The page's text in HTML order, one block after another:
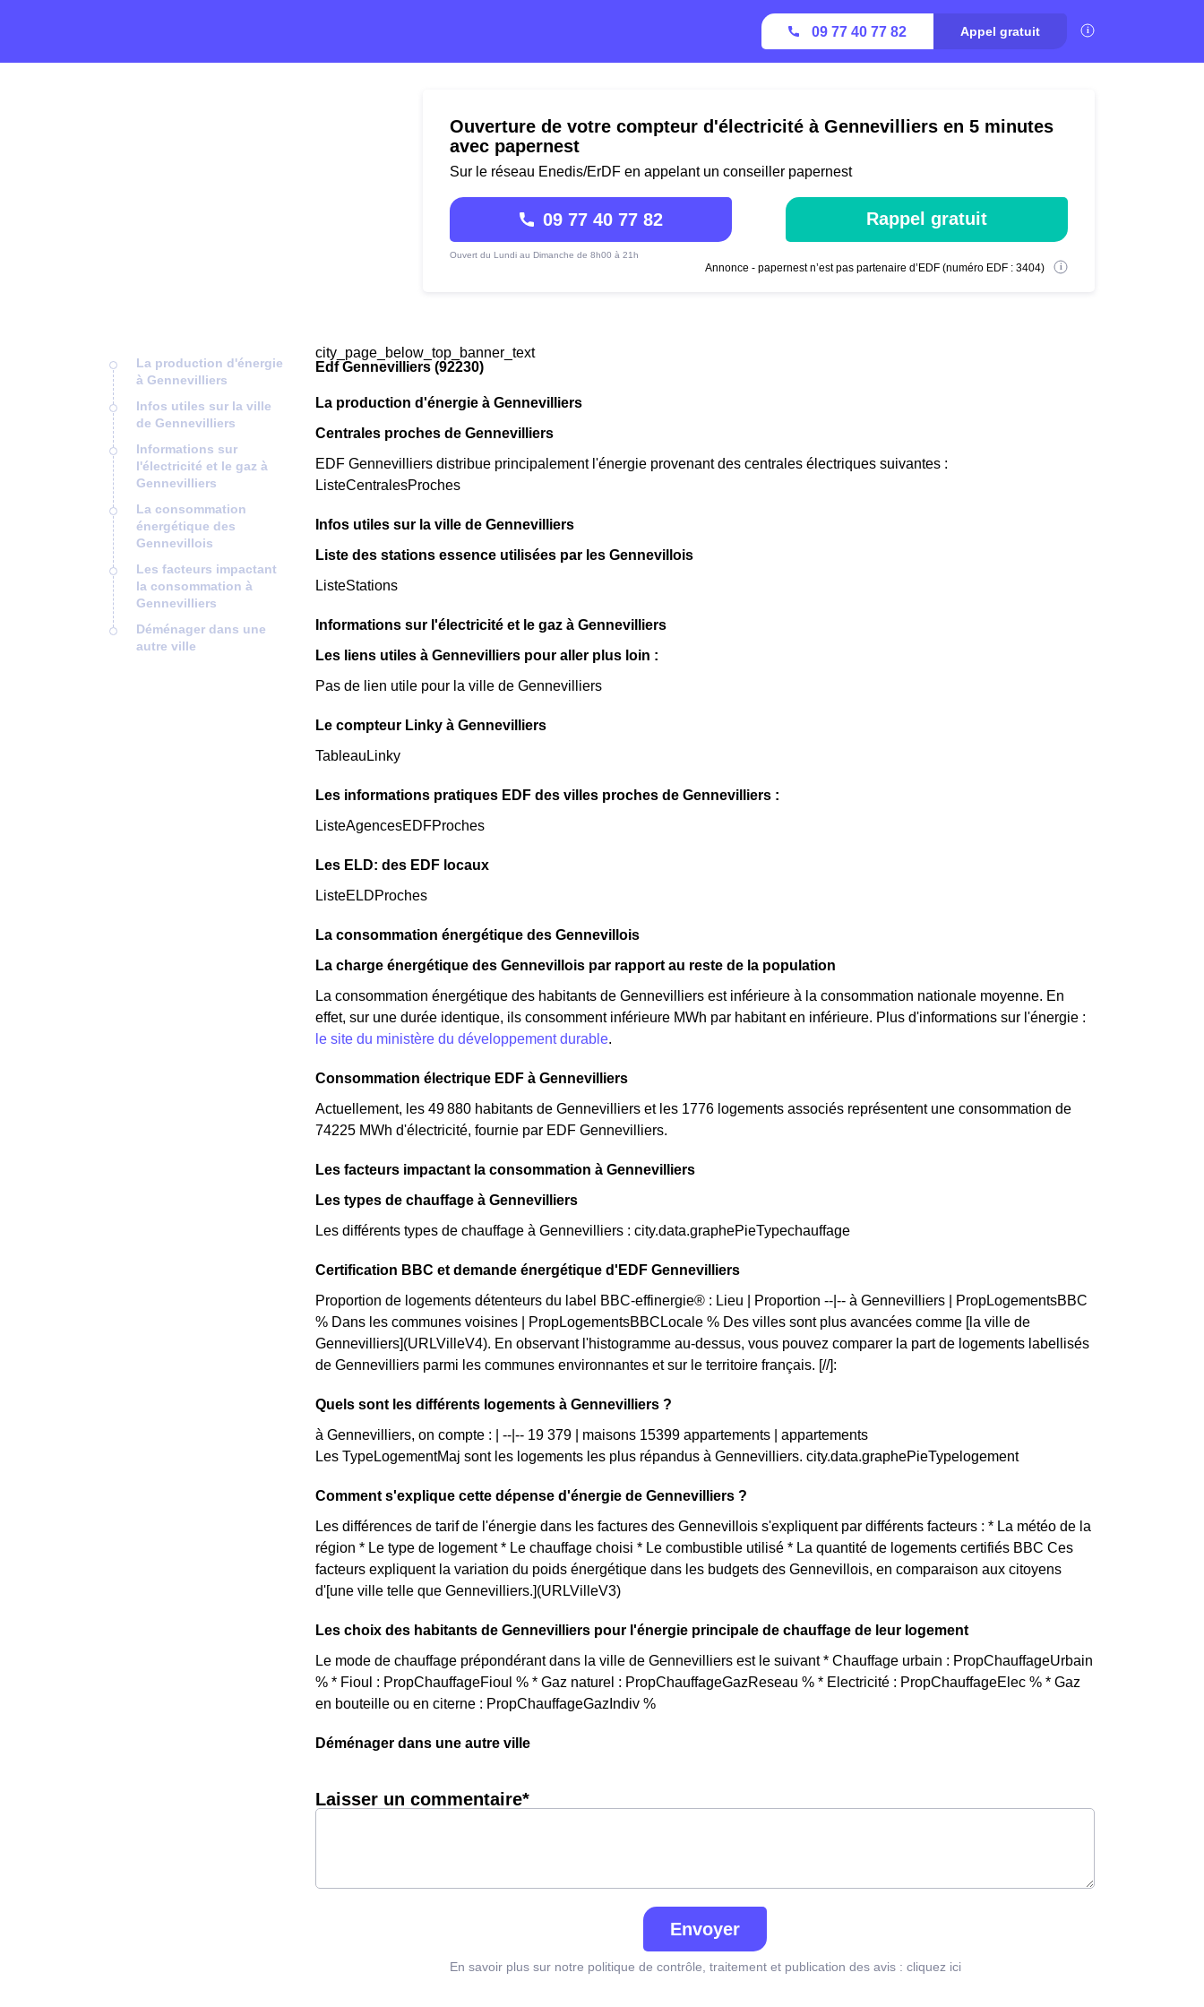
09 77 40 77 82 Appel gratuit
Ouverture de votre compteur d'électricité à Gennevilliers en 5 minutes
avec papernest
Sur le réseau Enedis/ErDF en appelant un conseiller papernest
09 77 40 77 82
Ouvert du Lundi au Dimanche de 8h00 à 21h
Rappel gratuit
Annonce - papernest n’est pas partenaire d’EDF (numéro EDF : 3404)
La production d'énergie
à Gennevilliers
Infos utiles sur la ville
de Gennevilliers
Informations sur
l'électricité et le gaz à
Gennevilliers
La consommation
énergétique des
Gennevillois
Les facteurs impactant
la consommation à
Gennevilliers
Déménager dans une
autre ville
city_page_below_top_banner_text
Edf Gennevilliers (92230)
La production d'énergie à Gennevilliers
Centrales proches de Gennevilliers
EDF Gennevilliers distribue principalement l'énergie provenant des centrales électriques suivantes :
ListeCentralesProches
Infos utiles sur la ville de Gennevilliers
Liste des stations essence utilisées par les Gennevillois
ListeStations
Informations sur l'électricité et le gaz à Gennevilliers
Les liens utiles à Gennevilliers pour aller plus loin :
Pas de lien utile pour la ville de Gennevilliers
Le compteur Linky à Gennevilliers
TableauLinky
Les informations pratiques EDF des villes proches de Gennevilliers :
ListeAgencesEDFProches
Les ELD: des EDF locaux
ListeELDProches
La consommation énergétique des Gennevillois
La charge énergétique des Gennevillois par rapport au reste de la population
La consommation énergétique des habitants de Gennevilliers est inférieure à la consommation nationale moyenne. En
effet, sur une durée identique, ils consomment inférieure MWh par habitant en inférieure. Plus d'informations sur l'énergie :
le site du ministère du développement durable.
Consommation électrique EDF à Gennevilliers
Actuellement, les 49 880 habitants de Gennevilliers et les 1776 logements associés représentent une consommation de
74225 MWh d'électricité, fournie par EDF Gennevilliers.
Les facteurs impactant la consommation à Gennevilliers
Les types de chauffage à Gennevilliers
Les différents types de chauffage à Gennevilliers : city.data.graphePieTypechauffage
Certification BBC et demande énergétique d'EDF Gennevilliers
Proportion de logements détenteurs du label BBC-effinergie® : Lieu | Proportion --|-- à Gennevilliers | PropLogementsBBC
% Dans les communes voisines | PropLogementsBBCLocale % Des villes sont plus avancées comme [la ville de
Gennevilliers](URLVilleV4). En observant l'histogramme au-dessus, vous pouvez comparer la part de logements labellisés
de Gennevilliers parmi les communes environnantes et sur le territoire français. [//]:
Quels sont les différents logements à Gennevilliers ?
à Gennevilliers, on compte : | --|-- 19 379 | maisons 15399 appartements | appartements
Les TypeLogementMaj sont les logements les plus répandus à Gennevilliers. city.data.graphePieTypelogement
Comment s'explique cette dépense d'énergie de Gennevilliers ?
Les différences de tarif de l'énergie dans les factures des Gennevillois s'expliquent par différents facteurs : * La météo de la
région * Le type de logement * Le chauffage choisi * Le combustible utilisé * La quantité de logements certifiés BBC Ces
facteurs expliquent la variation du poids énergétique dans les budgets des Gennevillois, en comparaison aux citoyens
d'[une ville telle que Gennevilliers.](URLVilleV3)
Les choix des habitants de Gennevilliers pour l'énergie principale de chauffage de leur logement
Le mode de chauffage prépondérant dans la ville de Gennevilliers est le suivant * Chauffage urbain : PropChauffageUrbain
% * Fioul : PropChauffageFioul % * Gaz naturel : PropChauffageGazReseau % * Electricité : PropChauffageElec % * Gaz
en bouteille ou en citerne : PropChauffageGazIndiv %
Déménager dans une autre ville
Laisser un commentaire*
Envoyer
En savoir plus sur notre politique de contrôle, traitement et publication des avis : cliquez ici